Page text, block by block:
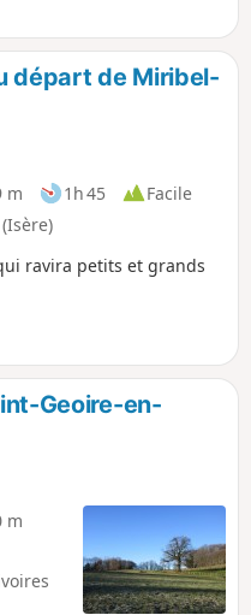
le
en
rejoindre
départ de Miribel-
m 1h 45
Facile
ravira petits et grands
Geoire-en-
m